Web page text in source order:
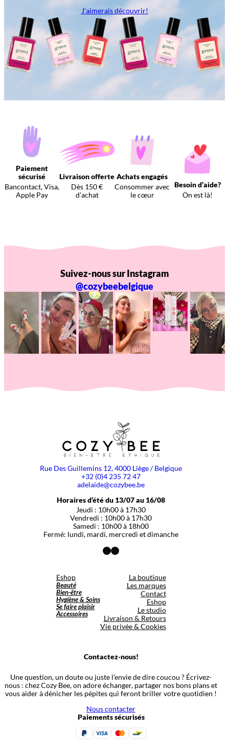
J’aimerais découvrir!
Paiement
sécurisé
Bancontact, Visa,
Apple Pay
Livraison offerte
Dès 150 €
d’achat
Achats engagés
Consommer avec
le cœur
Besoin d’aide?
On est là!
Suivez-nous sur Instagram
@cozybeebelgique
Rue Des Guillemins 12, 4000 Liège / Belgique
+32 (0)4 235 72 47
adelaide@cozybee.be
Horaires d’été du 13/07 au 16/08
Jeudi : 10h00 à 17h30
Vendredi : 10h00 à 17h30
Samedi : 10h00 à 18h00
Fermé: lundi, mardi, mercredi et dimanche
Facebook
Instagram
Eshop
Beauté
Bien-être
Hygiène & Soins
Se faire plaisir
Accessoires
La boutique
Les marques
Contact
Eshop
Le studio
Livraison & Retours
Vie privée & Cookies
Contactez-nous!
Une question, un doute ou juste l’envie de dire coucou ? Écrivez-
nous : chez Cozy Bee, on adore échanger, partager nos bons plans et
vous aider à dénicher les pépites qui feront briller votre quotidien !
Nous contacter
Paiements sécurisés